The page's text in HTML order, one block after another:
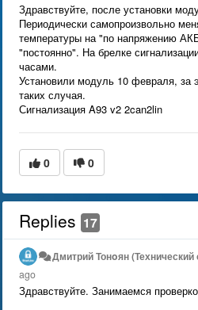
Здравствуйте, после установки
Периодически самопроизвольно
температуры на "по напряжению
"постоянно". На брелке
часами.
Установили модуль 10 февраля, за
таких случая.
Сигнализация A93 v2 2can2lin
0 0
Replies 17
Дмитрий Тонoян
ago
Здравствуйте. Занимаемся